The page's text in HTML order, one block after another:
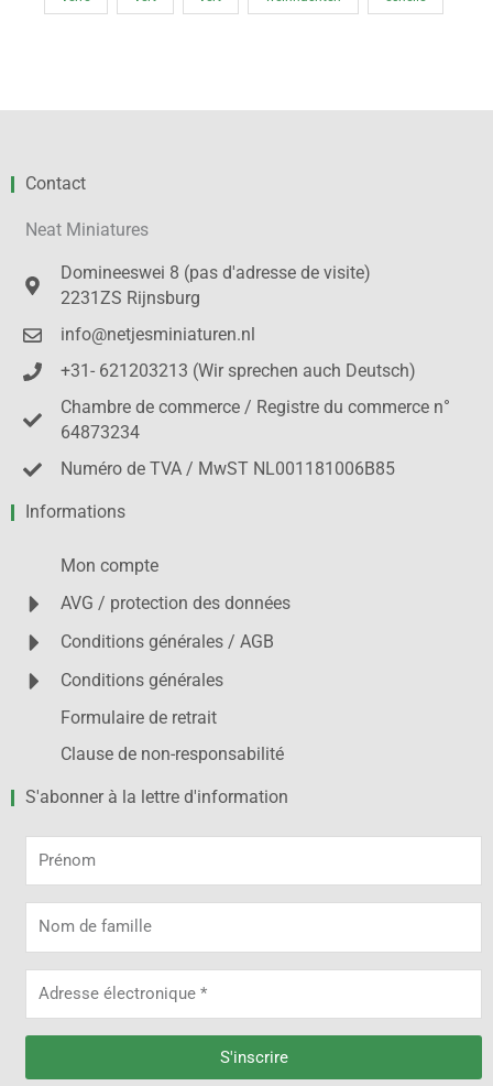
Contact
Neat Miniatures
Domineeswei 8 (pas d'adresse de visite)
2231ZS Rijnsburg
info@netjesminiaturen.nl
+31- 621203213 (Wir sprechen auch Deutsch)
Chambre de commerce / Registre du commerce n°
64873234
Numéro de TVA / MwST NL001181006B85
Informations
Mon compte
AVG / protection des données
Conditions générales / AGB
Conditions générales
Formulaire de retrait
Clause de non-responsabilité
S'abonner à la lettre d'information
de
électronique
S'inscrire